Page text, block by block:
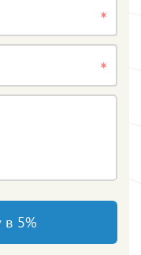
в 5%